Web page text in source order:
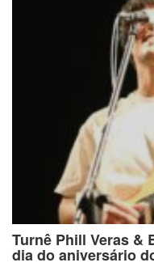
Turnê Phill Veras &
dia do aniversário